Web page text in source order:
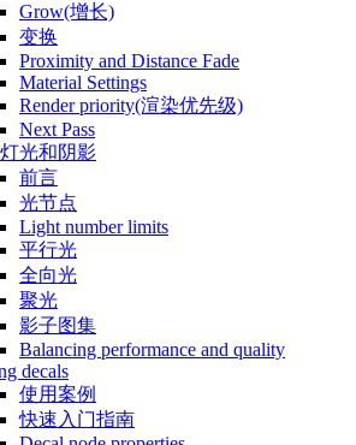
Grow(增长)
变换
Proximity and Distance Fade
Material Settings
Render priority(渲染优先级)
Next Pass
光和阴影
前言
光节点
Light number limits
平行光
全向光
聚光
影子图集
Balancing performance and quality
decals
使用案例
快速入门指南